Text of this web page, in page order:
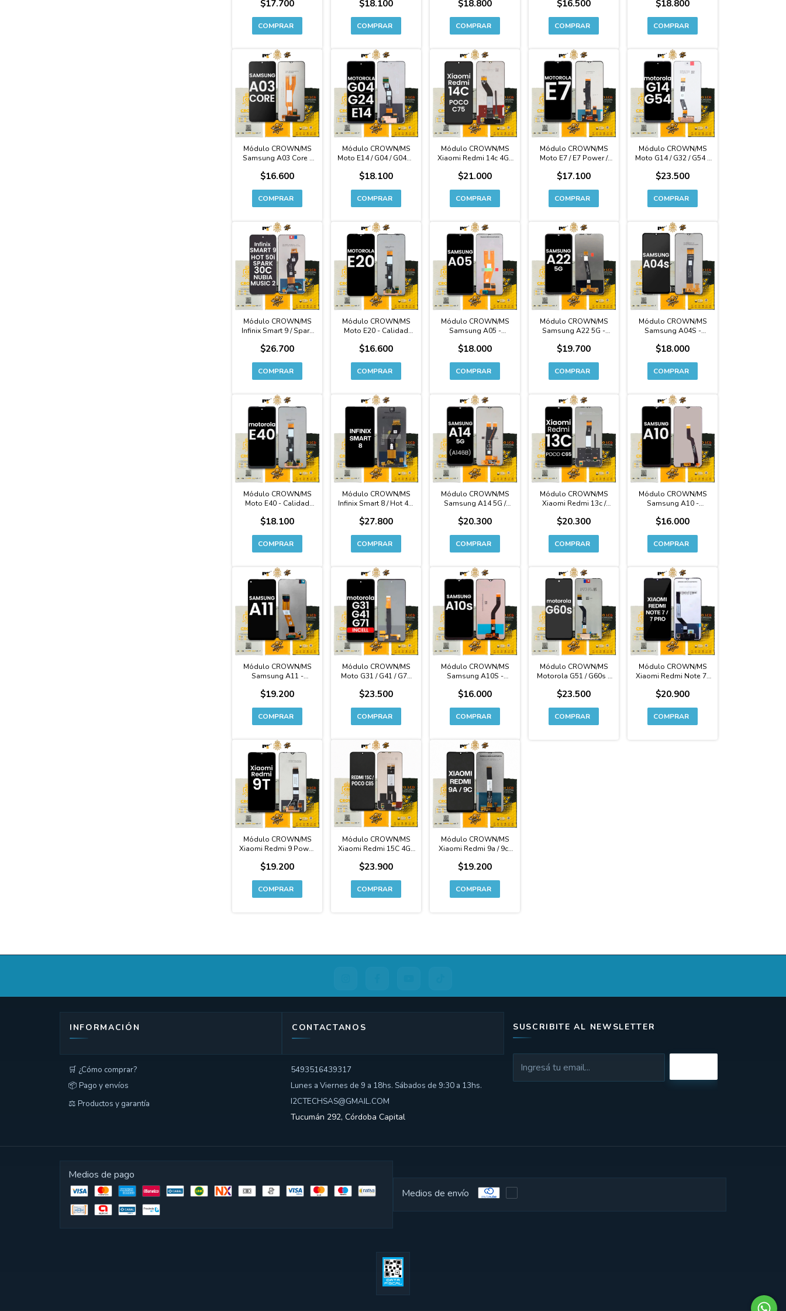
$17.700
Original
$18.100 $18.800 $16.500 $18.800
Módulo CROWN/MS
Samsung A03 Core -
$16.600
Módulo CROWN/MS
Moto E14 / G04 / G04S /
Calidad Original
$18.100
Módulo CROWN/MS
Xiaomi Redmi 14c 4G /
Original
$21.000
Módulo CROWN/MS
Moto E7 / E7 Power /
Original
$17.100
Módulo CROWN/MS
Moto G14 / G32 / G54 -
$23.500
Módulo CROWN/MS
Infinix Smart 9 / Spark
Music 2 - Calidad
$26.700
Módulo CROWN/MS
Moto E20 - Calidad
$16.600
Módulo CROWN/MS
Samsung A05 -
$18.000
Módulo CROWN/MS
Samsung A22 5G -
$19.700
Módulo CROWN/MS
Samsung A04S -
$18.000
Módulo CROWN/MS
Moto E40 - Calidad
$18.100
Módulo CROWN/MS
Infinix Smart 8 / Hot 40i
Calidad Original
$27.800
Módulo CROWN/MS
Samsung A14 5G /
Original
$20.300
Módulo CROWN/MS
Xiaomi Redmi 13c /
Original
$20.300
Módulo CROWN/MS
Samsung A10 -
$16.000
Módulo CROWN/MS
Samsung A11 -
$19.200
Módulo CROWN/MS
Moto G31 / G41 / G71
$23.500
Módulo CROWN/MS
Samsung A10S -
$16.000
Módulo CROWN/MS
Motorola G51 / G60s -
$23.500
Módulo CROWN/MS
Xiaomi Redmi Note 7 /
Original
$20.900
Módulo CROWN/MS
Xiaomi Redmi 9 Power
Original
$19.200
Módulo CROWN/MS
Xiaomi Redmi 15C 4G /
Calidad Original
$23.900
Módulo CROWN/MS
Xiaomi Redmi 9a / 9c /
$19.200
INFORMACIÓN
🛒 ¿Cómo comprar?
📦 Pago y envíos
⚖️ Productos y garantía
CONTACTANOS
5493516439317
Lunes a Viernes de 9 a 18hs. Sábados de 9:30 a 13hs.
I2CTECHSAS@GMAIL.COM
Tucumán 292, Córdoba Capital
SUSCRIBITE AL NEWSLETTER
Medios de pago
Medios de envío